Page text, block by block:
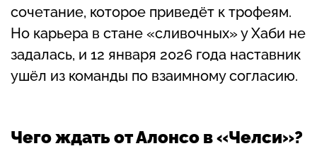
сочетание, которое приведёт к трофеям.
Но карьера в стане «сливочных» у Хаби не
задалась, и 12 января 2026 года наставник
ушёл из команды по взаимному согласию.
Чего ждать от Алонсо в «Челси»?